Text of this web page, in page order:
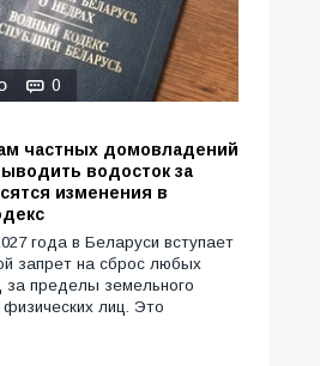
0
частных домовладений
водосток за
изменения в
года в Беларуси вступает
запрет на сброс любых
за пределы земельного
лиц. Это